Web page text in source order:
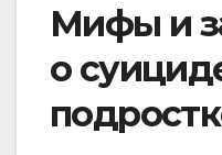
Мифы и
о